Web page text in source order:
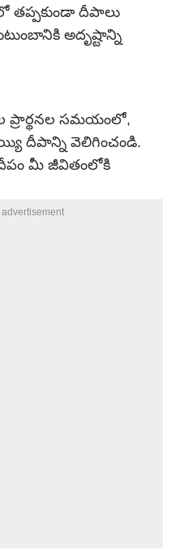
దీపాలు
అదృష్టాన్ని
సమయంలో,
దీపాన్ని వెలిగించండి.
మీ జీవితంలోకి